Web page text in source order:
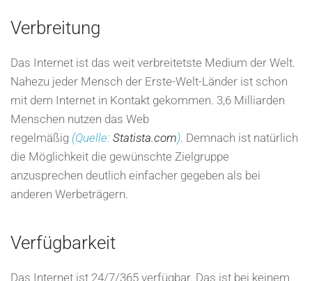
Verbreitung
Das Internet ist das weit verbreitetste Medium der Welt.
Nahezu jeder Mensch der Erste-Welt-Länder ist schon
mit dem Internet in Kontakt gekommen. 3,6 Milliarden
Menschen nutzen das Web
regelmäßig (Quelle: Statista.com). Demnach ist natürlich
die Möglichkeit die gewünschte Zielgruppe
anzusprechen deutlich einfacher gegeben als bei
anderen Werbeträgern.
Verfügbarkeit
Das Internet ist 24/7/365 verfügbar. Das ist bei keinem